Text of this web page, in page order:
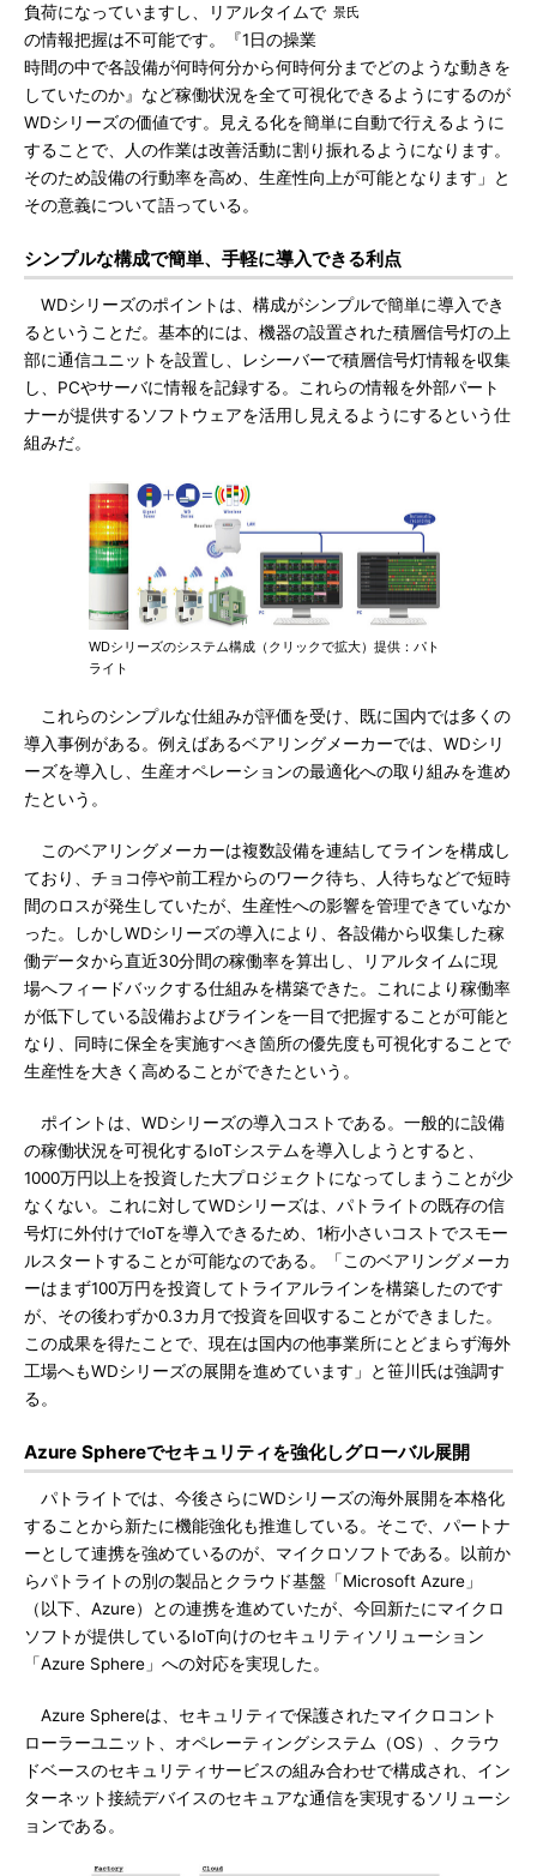
景氏
負荷になっていますし、リアルタイムで
の情報把握は不可能です。『1日の操業
時間の中で各設備が何時何分から何時何分までどのような動きを
していたのか』など稼働状況を全て可視化できるようにするのが
WDシリーズの価値です。見える化を簡単に自動で行えるように
することで、人の作業は改善活動に割り振れるようになります。
そのため設備の行動率を高め、生産性向上が可能となります」と
その意義について語っている。
シンプルな構成で簡単、手軽に導入できる利点
WDシリーズのポイントは、構成がシンプルで簡単に導入でき
るということだ。基本的には、機器の設置された積層信号灯の上
部に通信ユニットを設置し、レシーバーで積層信号灯情報を収集
し、PCやサーバに情報を記録する。これらの情報を外部パート
ナーが提供するソフトウェアを活用し見えるようにするという仕
組みだ。
WDシリーズのシステム構成（クリックで拡大）提供：パト
ライト
これらのシンプルな仕組みが評価を受け、既に国内では多くの
導入事例がある。例えばあるベアリングメーカーでは、WDシリ
ーズを導入し、生産オペレーションの最適化への取り組みを進め
たという。
このベアリングメーカーは複数設備を連結してラインを構成し
ており、チョコ停や前工程からのワーク待ち、人待ちなどで短時
間のロスが発生していたが、生産性への影響を管理できていなか
った。しかしWDシリーズの導入により、各設備から収集した稼
働データから直近30分間の稼働率を算出し、リアルタイムに現
場へフィードバックする仕組みを構築できた。これにより稼働率
が低下している設備およびラインを一目で把握することが可能と
なり、同時に保全を実施すべき箇所の優先度も可視化することで
生産性を大きく高めることができたという。
ポイントは、WDシリーズの導入コストである。一般的に設備
の稼働状況を可視化するIoTシステムを導入しようとすると、
1000万円以上を投資した大プロジェクトになってしまうことが少
なくない。これに対してWDシリーズは、パトライトの既存の信
号灯に外付けでIoTを導入できるため、1桁小さいコストでスモー
ルスタートすることが可能なのである。「このベアリングメーカ
ーはまず100万円を投資してトライアルラインを構築したのです
が、その後わずか0.3カ月で投資を回収することができました。
この成果を得たことで、現在は国内の他事業所にとどまらず海外
工場へもWDシリーズの展開を進めています」と笹川氏は強調す
る。
Azure Sphereでセキュリティを強化しグローバル展開
パトライトでは、今後さらにWDシリーズの海外展開を本格化
することから新たに機能強化も推進している。そこで、パートナ
ーとして連携を強めているのが、マイクロソフトである。以前か
らパトライトの別の製品とクラウド基盤「Microsoft Azure」
（以下、Azure）との連携を進めていたが、今回新たにマイクロ
ソフトが提供しているIoT向けのセキュリティソリューション
「Azure Sphere」への対応を実現した。
Azure Sphereは、セキュリティで保護されたマイクロコント
ローラーユニット、オペレーティングシステム（OS）、クラウ
ドベースのセキュリティサービスの組み合わせで構成され、イン
ターネット接続デバイスのセキュアな通信を実現するソリューシ
ョンである。